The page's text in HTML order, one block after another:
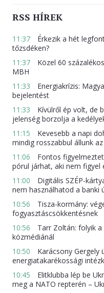
RSS HÍREK
11:37
Érkezik a hét
tőzsdéken?
11:37
Közel 60
MBH
11:33
Energiakrízis:
bejelentést
11:33
Kívülről ép volt, de
jelenség borzolja a
11:15
Kevesebb a napi
mindig rosszabbul állunk
11:06
Fontos
pórul járhat, aki nem figyel
11:00
Digitális SZÉP-
nem használhatod a banki
10:56
Tisza-kormány:
fogyasztáscsökkentésnek
10:56
Tarr Zoltán: folyik
közmédiánál
10:50
Karácsony
energiatakarékossági
10:45
Elitklubba lép be
meg a NATO repterén –